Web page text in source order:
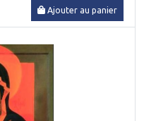
Ajouter au panier